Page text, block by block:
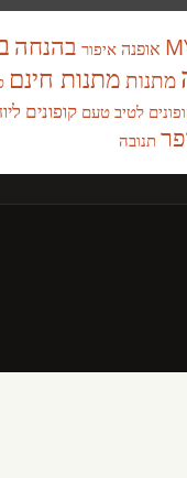
אופנה איפור בהנחה
מתנות מתנות חינם
לטיב טעם קופונים
תנובה